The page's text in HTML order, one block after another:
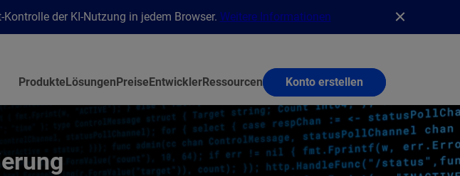
der KI-Nutzung in jedem Browser. Weitere Informationen
ProdukteLösungenPreiseEntwicklerRessourcen Konto erstellen